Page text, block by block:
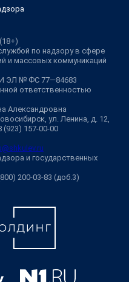
по надзору в сфере
и массовых коммуникаций
ЭЛ № ФС 77—84683
ответственностью
Александровна
ул. Ленина, д. 12,
(923) 157-00-00
и государственных
200-03-83 (доб.3)